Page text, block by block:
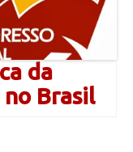
da
Brasil